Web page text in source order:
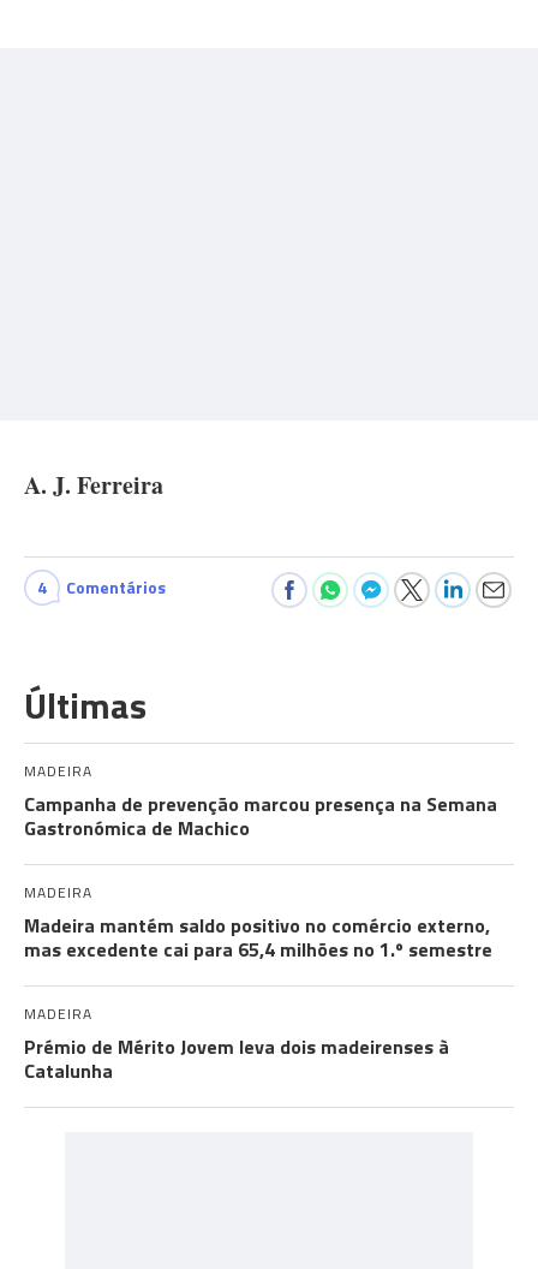
A. J. Ferreira
4 Comentários
Últimas
MADEIRA
Campanha de prevenção marcou presença na Semana
Gastronómica de Machico
MADEIRA
Madeira mantém saldo positivo no comércio externo,
mas excedente cai para 65,4 milhões no 1.º semestre
MADEIRA
Prémio de Mérito Jovem leva dois madeirenses à
Catalunha